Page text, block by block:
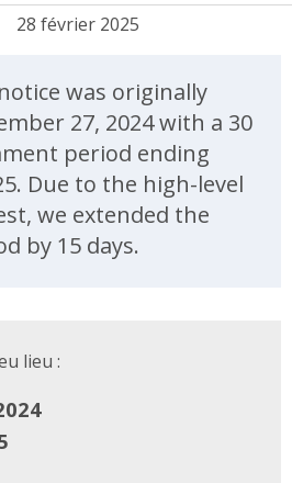
28 février 2025
was originally
27, 2024 with a 30
period ending
Due to the high-level
we extended the
by 15 days.
lieu :